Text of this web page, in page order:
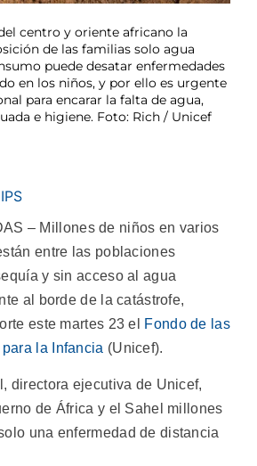
centro y oriente africano la
de las familias solo agua
puede desatar enfermedades
en los niños, y por ello es urgente
para encarar la falta de agua,
e higiene. Foto: Rich / Unicef
– Millones de niños en varios
entre las poblaciones
y sin acceso al agua
al borde de la catástrofe,
este martes 23 el Fondo de las
la Infancia (Unicef).
directora ejecutiva de Unicef,
de África y el Sahel millones
una enfermedad de distancia